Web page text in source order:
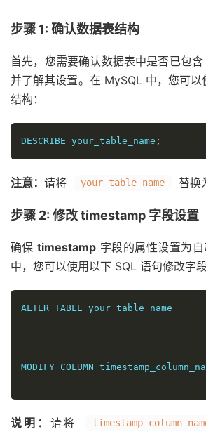
步骤 1: 确认数据表结构
首先，您需要确认数据表中是否已包
并了解其设置。在 MySQL 中，您可以
结构：
DESCRIBE your_table_name ;
注意： 请将 your_table_name 替换
步骤 2: 修改 timestamp 字段设置
确保timestamp 字段的属性设置为
中，您可以使用以下 SQL 语句修改字段
ALTER TABLE your_table_name
MODIFY COLUMN
说明： 请将